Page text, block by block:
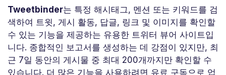
Tweetbinder는 특정 해시태그, 멘션 또는 키워드를 검
색하여 트윗, 게시 활동, 답글, 링크 및 이미지를 확인할
수 있는 기능을 제공하는 유용한 트위터 뷰어 사이트입
니다. 종합적인 보고서를 생성하는 데 강점이 있지만, 최
근 7일 동안의 게시물 중 최대 200개까지만 확인할 수
있습니다. 더 많은 기능을 사용하려면 유료 구독으로 업